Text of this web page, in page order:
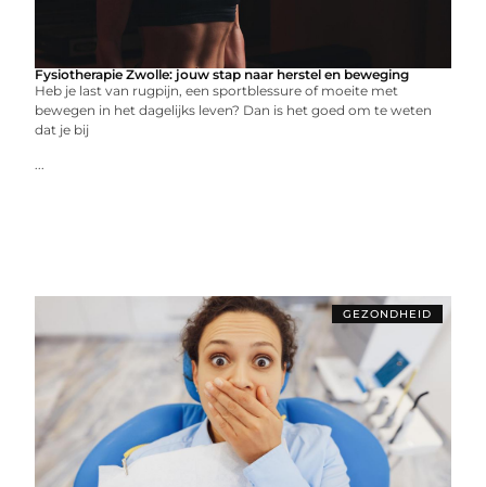
Fysiotherapie Zwolle: jouw stap naar herstel en beweging
Heb je last van rugpijn, een sportblessure of moeite met
bewegen in het dagelijks leven? Dan is het goed om te weten
dat je bij
...
GEZONDHEID